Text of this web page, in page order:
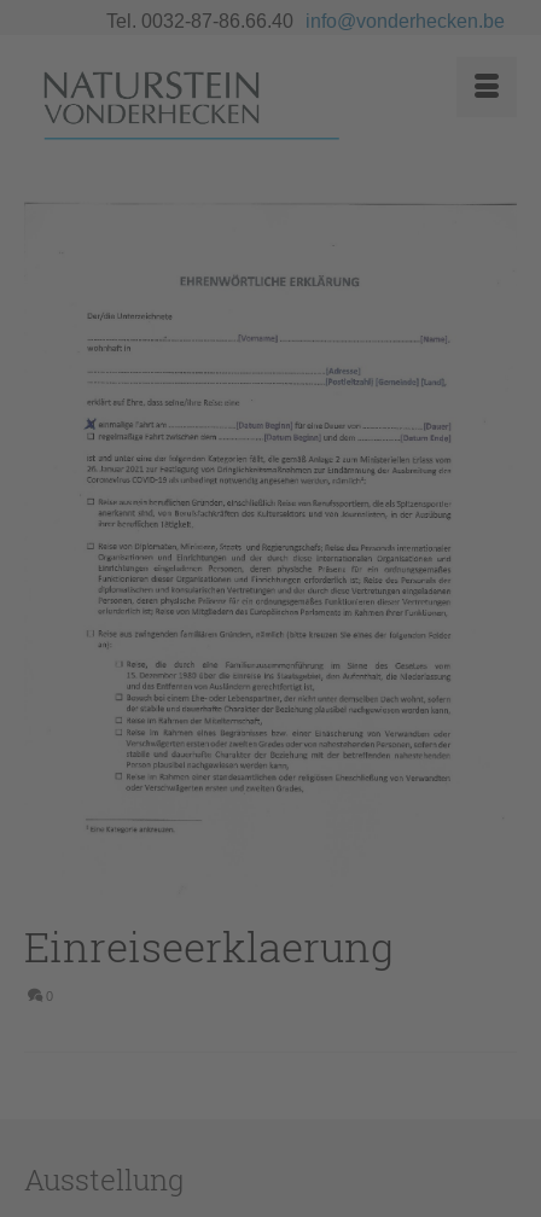
Tel. 0032-87-86.66.40 info@vonderhecken.be
Einreiseerklaerung
0
Ausstellung